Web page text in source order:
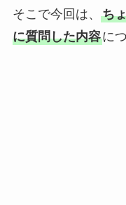
そこで今回は、 ち
に質問した内容に